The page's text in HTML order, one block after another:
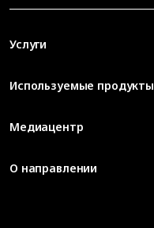
Услуги
Используемые продукты
Медиацентр
О направлении